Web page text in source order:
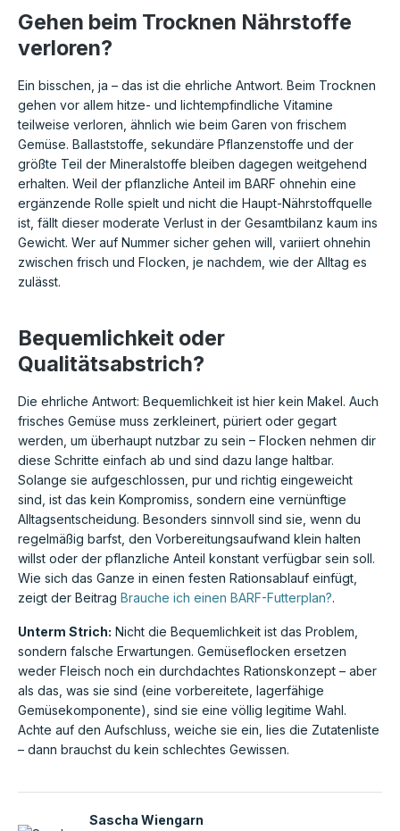
Gehen beim Trocknen Nährstoffe
verloren?
Ein bisschen, ja – das ist die ehrliche Antwort. Beim Trocknen
gehen vor allem hitze- und lichtempfindliche Vitamine
teilweise verloren, ähnlich wie beim Garen von frischem
Gemüse. Ballaststoffe, sekundäre Pflanzenstoffe und der
größte Teil der Mineralstoffe bleiben dagegen weitgehend
erhalten. Weil der pflanzliche Anteil im BARF ohnehin eine
ergänzende Rolle spielt und nicht die Haupt-Nährstoffquelle
ist, fällt dieser moderate Verlust in der Gesamtbilanz kaum ins
Gewicht. Wer auf Nummer sicher gehen will, variiert ohnehin
zwischen frisch und Flocken, je nachdem, wie der Alltag es
zulässt.
Bequemlichkeit oder
Qualitätsabstrich?
Die ehrliche Antwort: Bequemlichkeit ist hier kein Makel. Auch
frisches Gemüse muss zerkleinert, püriert oder gegart
werden, um überhaupt nutzbar zu sein – Flocken nehmen dir
diese Schritte einfach ab und sind dazu lange haltbar.
Solange sie aufgeschlossen, pur und richtig eingeweicht
sind, ist das kein Kompromiss, sondern eine vernünftige
Alltagsentscheidung. Besonders sinnvoll sind sie, wenn du
regelmäßig barfst, den Vorbereitungsaufwand klein halten
willst oder der pflanzliche Anteil konstant verfügbar sein soll.
Wie sich das Ganze in einen festen Rationsablauf einfügt,
zeigt der Beitrag Brauche ich einen BARF-Futterplan?.
Unterm Strich: Nicht die Bequemlichkeit ist das Problem,
sondern falsche Erwartungen. Gemüseflocken ersetzen
weder Fleisch noch ein durchdachtes Rationskonzept – aber
als das, was sie sind (eine vorbereitete, lagerfähige
Gemüsekomponente), sind sie eine völlig legitime Wahl.
Achte auf den Aufschluss, weiche sie ein, lies die Zutatenliste
– dann brauchst du kein schlechtes Gewissen.
Sascha Wiengarn